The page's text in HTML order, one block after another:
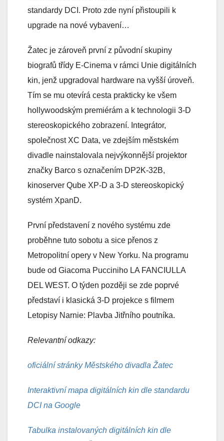
standardy DCI. Proto zde nyní přistoupili k
upgrade na nové vybavení…
Žatec je zároveň první z původní skupiny
biografů třídy E-Cinema v rámci Unie digitálních
kin, jenž upgradoval hardware na vyšší úroveň.
Tím se mu otevírá cesta prakticky ke všem
hollywoodským premiérám a k technologii 3-D
stereoskopického zobrazení. Integrátor,
společnost XC Data, ve zdejším městském
divadle nainstalovala nejvýkonnější projektor
značky Barco s označením DP2K-32B,
kinoserver Qube XP-D a 3-D stereoskopický
systém XpanD.
První představení z nového systému zde
proběhne tuto sobotu a sice přenos z
Metropolitní opery v New Yorku. Na programu
bude od Giacoma Pucciniho LA FANCIULLA
DEL WEST. O týden později se zde poprvé
představí i klasická 3-D projekce s filmem
Letopisy Narnie: Plavba Jitřního poutníka.
Relevantní odkazy:
oficiální stránky Městského divadla Žatec
Interaktivní mapa digitálních kin dle standardu
DCI na Google
Tabulka instalovaných digitálních kin dle